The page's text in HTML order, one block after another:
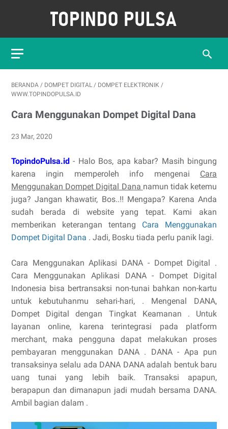
BERANDA / DOMPET DIGITAL / DOMPET ELEKTRONIK /
WWW.TOPINDOPULSA.ID
Cara Menggunakan Dompet Digital Dana
23 Mar, 2020
TopindoPulsa.id - Halo Bos, apa kabar? Masih bingung
karena ingin memperoleh info mengenai Cara
Menggunakan Dompet Digital Dana namun tidak ketemu
juga? Jangan khawatir, Bos..!! Mengapa? Karena Anda
sudah berada di website yang tepat. Kami akan
memberikan keterangan tentang Cara Menggunakan
Dompet Digital Dana . Jadi, Bosku tiada perlu panik lagi.
Cara Menggunakan Aplikasi DANA - Dompet Digital .
Cara Menggunakan Aplikasi DANA - Dompet Digital
Indonesia bisa bertransaksi non-tunai bahkan non-kartu
untuk kebutuhanmu sehari-hari, . Mengenal DANA,
Dompet Digital dengan Tingkat Keamanan . Untuk
layanan online, karena terintegrasi pada platform
merchant, maka pengguna dapat melakukan proses
pembayaran menggunakan DANA . DANA - Apa pun
transaksinya selalu ada DANA DANA adalah bentuk baru
uang tunai yang lebih baik. Transaksi apapun,
berapapun dan dimanapun jadi mudah bersama DANA.
Ambil bagian dalam .